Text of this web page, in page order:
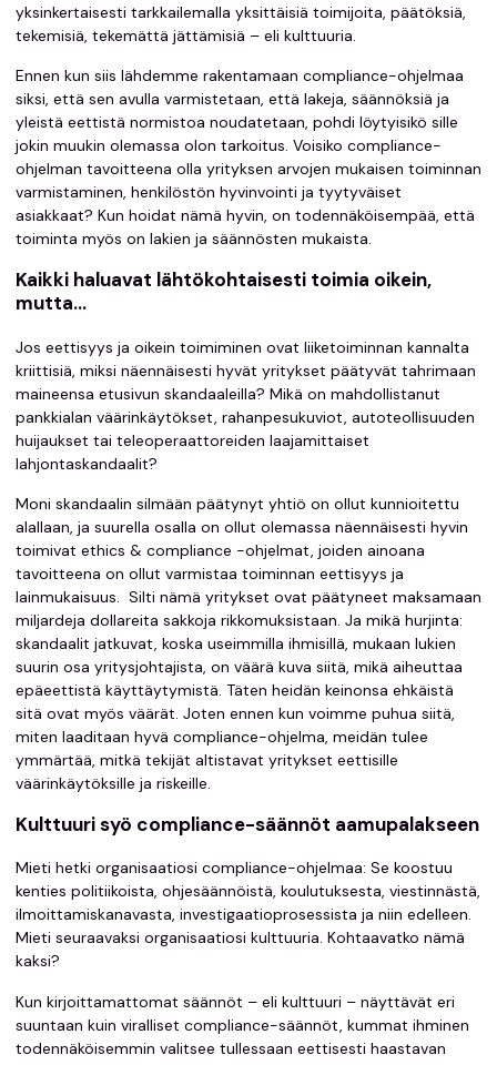
yksinkertaisesti tarkkailemalla yksittäisiä toimijoita, päätöksiä,
tekemisiä, tekemättä jättämisiä – eli kulttuuria.
Ennen kun siis lähdemme rakentamaan compliance-ohjelmaa
siksi, että sen avulla varmistetaan, että lakeja, säännöksiä ja
yleistä eettistä normistoa noudatetaan, pohdi löytyisikö sille
jokin muukin olemassa olon tarkoitus. Voisiko compliance-
ohjelman tavoitteena olla yrityksen arvojen mukaisen toiminnan
varmistaminen, henkilöstön hyvinvointi ja tyytyväiset
asiakkaat? Kun hoidat nämä hyvin, on todennäköisempää, että
toiminta myös on lakien ja säännösten mukaista.
Kaikki haluavat lähtökohtaisesti toimia oikein,
mutta…
Jos eettisyys ja oikein toimiminen ovat liiketoiminnan kannalta
kriittisiä, miksi näennäisesti hyvät yritykset päätyvät tahrimaan
maineensa etusivun skandaaleilla? Mikä on mahdollistanut
pankkialan väärinkäytökset, rahanpesukuviot, autoteollisuuden
huijaukset tai teleoperaattoreiden laajamittaiset
lahjontaskandaalit?
Moni skandaalin silmään päätynyt yhtiö on ollut kunnioitettu
alallaan, ja suurella osalla on ollut olemassa näennäisesti hyvin
toimivat ethics & compliance -ohjelmat, joiden ainoana
tavoitteena on ollut varmistaa toiminnan eettisyys ja
lainmukaisuus. Silti nämä yritykset ovat päätyneet maksamaan
miljardeja dollareita sakkoja rikkomuksistaan. Ja mikä hurjinta:
skandaalit jatkuvat, koska useimmilla ihmisillä, mukaan lukien
suurin osa yritysjohtajista, on väärä kuva siitä, mikä aiheuttaa
epäeettistä käyttäytymistä. Täten heidän keinonsa ehkäistä
sitä ovat myös väärät. Joten ennen kun voimme puhua siitä,
miten laaditaan hyvä compliance-ohjelma, meidän tulee
ymmärtää, mitkä tekijät altistavat yritykset eettisille
väärinkäytöksille ja riskeille.
Kulttuuri syö compliance-säännöt aamupalakseen
Mieti hetki organisaatiosi compliance-ohjelmaa: Se koostuu
kenties politiikoista, ohjesäännöistä, koulutuksesta, viestinnästä,
ilmoittamiskanavasta, investigaatioprosessista ja niin edelleen.
Mieti seuraavaksi organisaatiosi kulttuuria. Kohtaavatko nämä
kaksi?
Kun kirjoittamattomat säännöt – eli kulttuuri – näyttävät eri
suuntaan kuin viralliset compliance-säännöt, kummat ihminen
todennäköisemmin valitsee tullessaan eettisesti haastavan